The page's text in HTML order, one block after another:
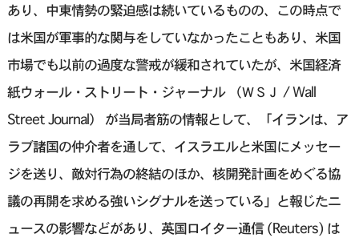
あり、中東情勢の緊迫感は続いているものの、この時点で
は米国が軍事的な関与をしていなかったこともあり、米国
市場でも以前の過度な警戒が緩和されていたが、米国経済
紙ウォール・ストリート・ジャーナル （ＷＳＪ / Wall
Street Journal） が当局者筋の情報として、「イランは、ア
ラブ諸国の仲介者を通して、イスラエルと米国にメッセー
ジを送り、敵対行為の終結のほか、核開発計画をめぐる協
議の再開を求める強いシグナルを送っている」と報じたニ
ュースの影響などがあり、英国ロイター通信 (Reuters) は